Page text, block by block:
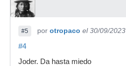
#5 por otropaco el 30/09/2023
#4
Joder. Da hasta miedo